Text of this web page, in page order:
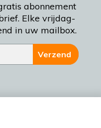
abonnement
Elke vrijdag-
in uw mailbox.
Verzend